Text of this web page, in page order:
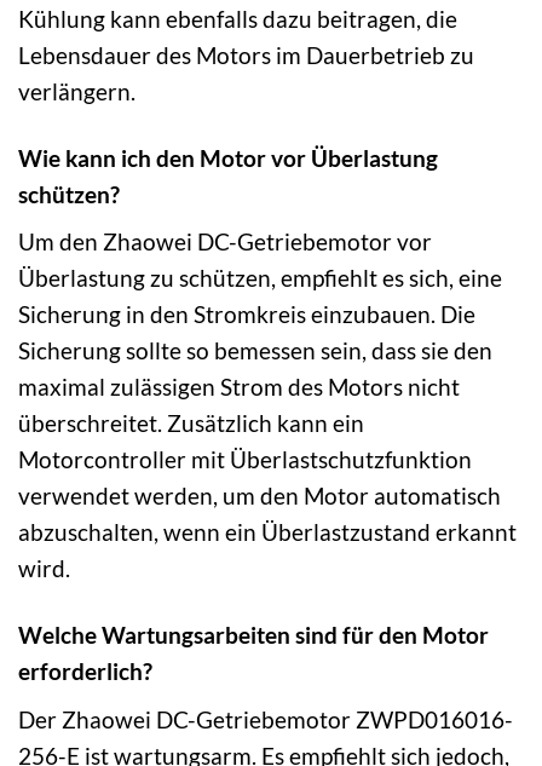
Kühlung kann ebenfalls dazu beitragen, die
Lebensdauer des Motors im Dauerbetrieb zu
verlängern.
Wie kann ich den Motor vor Überlastung
schützen?
Um den Zhaowei DC-Getriebemotor vor
Überlastung zu schützen, empfiehlt es sich, eine
Sicherung in den Stromkreis einzubauen. Die
Sicherung sollte so bemessen sein, dass sie den
maximal zulässigen Strom des Motors nicht
überschreitet. Zusätzlich kann ein
Motorcontroller mit Überlastschutzfunktion
verwendet werden, um den Motor automatisch
abzuschalten, wenn ein Überlastzustand erkannt
wird.
Welche Wartungsarbeiten sind für den Motor
erforderlich?
Der Zhaowei DC-Getriebemotor ZWPD016016-
256-E ist wartungsarm. Es empfiehlt sich jedoch,